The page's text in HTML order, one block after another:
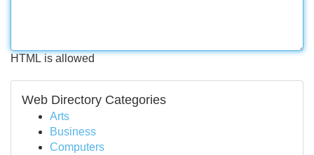
HTML is allowed
Web Directory Categories
Arts
Business
Computers